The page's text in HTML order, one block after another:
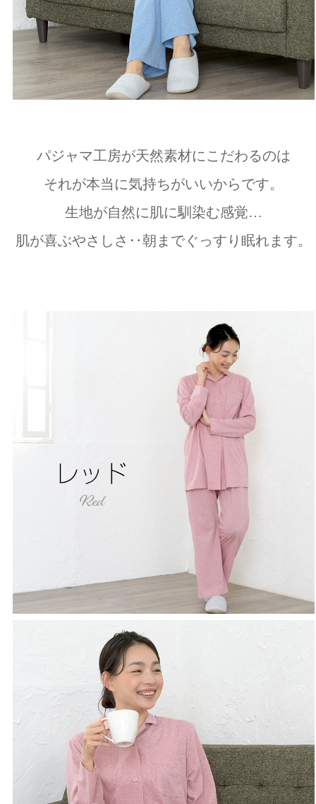
パジャマ工房が天然素材にこだわるのは
それが本当に気持ちがいいからです。
生地が自然に肌に馴染む感覚…
肌が喜ぶやさしさ‥朝までぐっすり眠れます。